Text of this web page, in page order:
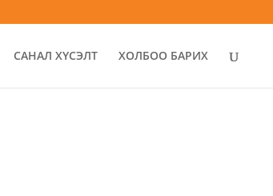
САНАЛ ХҮСЭЛТ ХОЛБОО БАРИХ